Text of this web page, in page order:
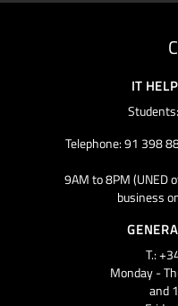
IT
Students:
Telephone: 91 398
9AM to 8PM (UNED
business
T.:
Monday -
and